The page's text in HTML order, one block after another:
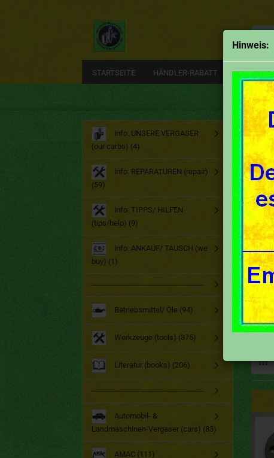
Hinweis:
STARTSEITE HÄNDLER-RABATT EMAIL
info: UNSERE VERGASER
(our carbs) (4)
info: REPARATUREN (repair)
(59)
info: TIPPS/ HILFEN
(tips/help) (9)
info: ANKAUF/ TAUSCH (we
buy) (1)
-----------------------------------------------
Betriebsmittel/ Öle (94)
Werkzeuge (tools) (375)
Literatur (books) (206)
-----------------------------------------------
Automobil- &
Landmaschinen-Vergaser (cars) (83)
AMAC (111)